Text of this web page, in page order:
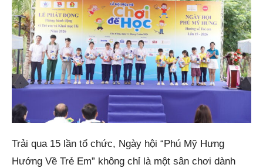
Trải qua 15 lần tổ chức, Ngày hội “Phú Mỹ Hưng
Hướng Về Trẻ Em” không chỉ là một sân chơi dành